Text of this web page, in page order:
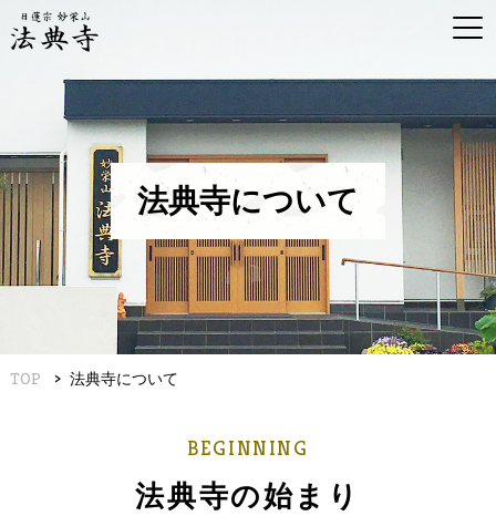
法典寺について
TOP 法典寺について
BEGINNING
法典寺の始まり